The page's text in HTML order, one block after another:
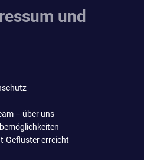
und
– über uns
Geflüster erreicht